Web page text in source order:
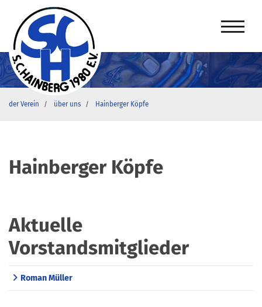
der Verein über uns Hainberger Köpfe
Hainberger Köpfe
Aktuelle
Vorstandsmitglieder
Roman Müller